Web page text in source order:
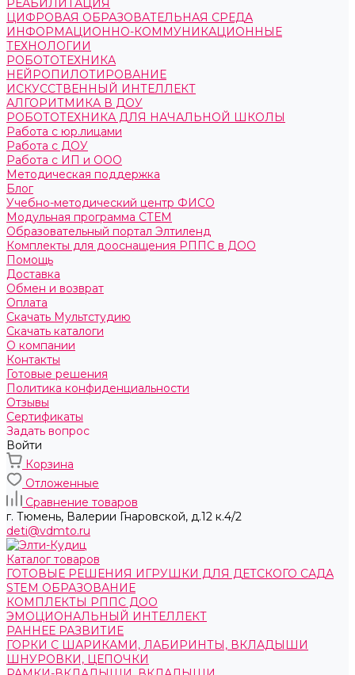
РЕАБИЛИТАЦИЯ
ЦИФРОВАЯ ОБРАЗОВАТЕЛЬНАЯ СРЕДА
ИНФОРМАЦИОННО-КОММУНИКАЦИОННЫЕ
ТЕХНОЛОГИИ
РОБОТОТЕХНИКА
НЕЙРОПИЛОТИРОВАНИЕ
ИСКУССТВЕННЫЙ ИНТЕЛЛЕКТ
АЛГОРИТМИКА В ДОУ
РОБОТОТЕХНИКА ДЛЯ НАЧАЛЬНОЙ ШКОЛЫ
Работа с юр.лицами
Работа с ДОУ
Работа с ИП и ООО
Методическая поддержка
Блог
Учебно-методический центр ФИСО
Модульная программа СТЕМ
Образовательный портал Элтиленд
Комплекты для дооснащения РППС в ДОО
Помощь
Доставка
Обмен и возврат
Оплата
Скачать Мультстудию
Скачать каталоги
О компании
Контакты
Готовые решения
Политика конфиденциальности
Отзывы
Сертификаты
Задать вопрос
Войти
Корзина
Отложенные
Сравнение товаров
г. Тюмень, ​Валерии Гнаровской, д.12 к.4/2
deti@vdmto.ru
Каталог товаров
ГОТОВЫЕ РЕШЕНИЯ ИГРУШКИ ДЛЯ ДЕТСКОГО САДА
STEM ОБРАЗОВАНИЕ
КОМПЛЕКТЫ РППС ДОО
ЭМОЦИОНАЛЬНЫЙ ИНТЕЛЛЕКТ
РАННЕЕ РАЗВИТИЕ
ГОРКИ С ШАРИКАМИ, ЛАБИРИНТЫ, ВКЛАДЫШИ
ШНУРОВКИ, ЦЕПОЧКИ